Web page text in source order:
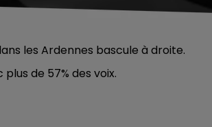
les Ardennes bascule à droite.
de 57% des voix.